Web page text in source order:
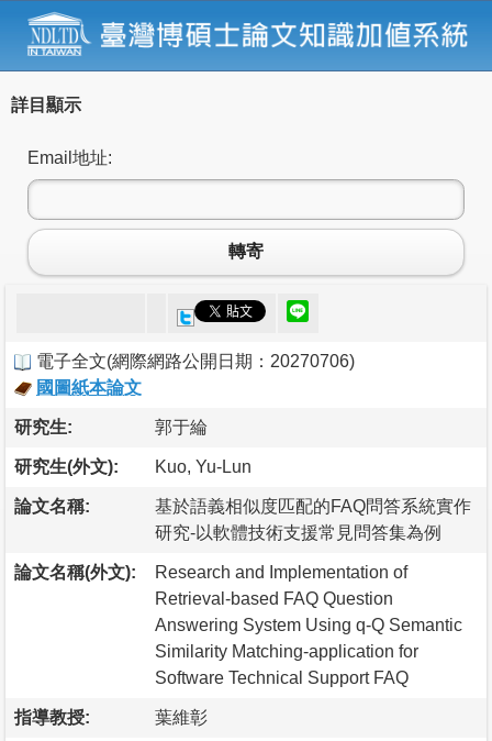
詳目顯示
Email地址:
轉寄
電子全文(網際網路公開日期：20270706)
國圖紙本論文
研究生: 郭于綸
研究生(外文): Kuo, Yu-Lun
論文名稱:
基於語義相似度匹配的FAQ問答系統實作
研究-以軟體技術支援常見問答集為例
論文名稱(外文):
Research and Implementation of
Retrieval-based FAQ Question
Answering System Using q-Q Semantic
Similarity Matching-application for
Software Technical Support FAQ
指導教授: 葉維彰